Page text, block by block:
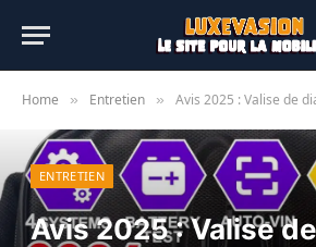
Home » Entretien » Avis 2025 : Valise de diagnostic auto LAUNCH
ENTRETIEN
Avis 2025 : Valise de